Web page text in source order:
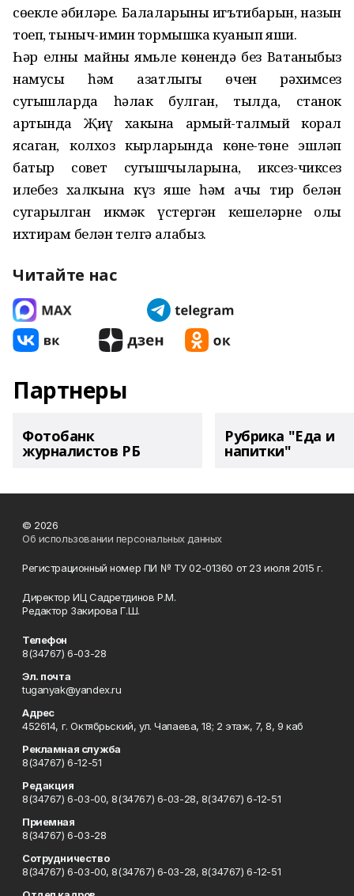
сөекле әбиләре. Балаларының игътибарын, назын
тоеп, тыныч-имин тормышка куанып яши.
Һәр елны майның ямьле көнендә без Ватаныбыз
намусы һәм азатлыгы өчен рәхимсез
сугышларда һәлак булган, тылда, станок
артында Җиңү хакына армый-талмый корал
ясаган, колхоз кырларында көне-төне эшләп
батыр совет сугышчыларына, иксез-чиксез
илебез халкына күз яше һәм ачы тир белән
сугарылган икмәк үстергән кешеләрне олы
ихтирам белән телгә алабыз.
Читайте нас
Партнеры
Фотобанк
журналистов РБ
Рубрика "Еда и
напитки"
© 2026
Об использовании персональных данных
Регистрационный номер ПИ № ТУ 02-01360 от 23 июля 2015 г.
Директор ИЦ Садретдинов Р.М.
Редактор Закирова Г.Ш.
Телефон
8(34767) 6-03-28
Эл. почта
tuganyak@yandex.ru
Адрес
452614, г. Октябрьский, ул. Чапаева, 18; 2 этаж, 7, 8, 9 каб
Рекламная служба
8(34767) 6-12-51
Редакция
8(34767) 6-03-00, 8(34767) 6-03-28, 8(34767) 6-12-51
Приемная
8(34767) 6-03-28
Сотрудничество
8(34767) 6-03-00, 8(34767) 6-03-28, 8(34767) 6-12-51